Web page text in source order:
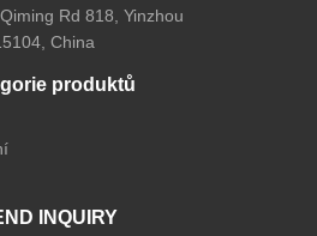
Rd 818, Yinzhou
China
produktů
INQUIRY